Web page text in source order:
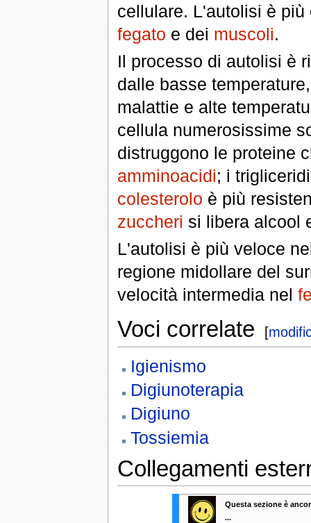
cellulare. L'autolisi è
fegato e dei muscoli.
Il processo di autolisi è
dalle basse
malattie e alte
cellula numerosissime
distruggono le proteine
amminoacidi; i
colesterolo è più
zuccheri si libera alcool
L'autolisi è più veloce
regione midollare del
velocità intermedia nel
Voci correlate [
Igienismo
Digiunoterapia
Digiuno
Tossiemia
Collegamenti
Questa sezione è
...